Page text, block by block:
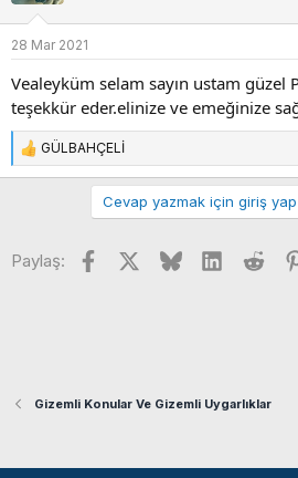
l
e
r
28 Mar 2021
Vealeyküm selam sayın ustam güzel
teşekkür eder.elinize ve emeğinize
T
e
l
GÜLBAHÇELİ
Cevap yazmak için giriş yap
Paylaş: Facebook BlueskyLinkedIn
Gizemli Konular Ve Gizemli Uygarlıklar